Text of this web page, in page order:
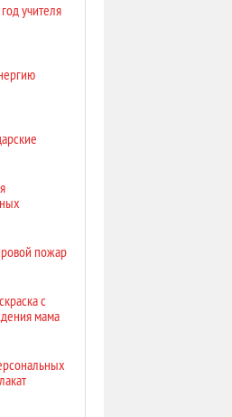
учителя
пожар
с
мама